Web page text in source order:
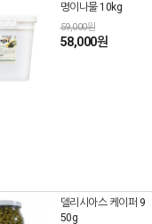
명이나물 10kg
59,000원
58,000원
델리시아스 케이퍼 9
50g